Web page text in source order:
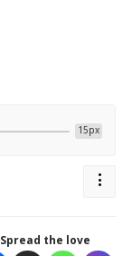
15px
Spread the love